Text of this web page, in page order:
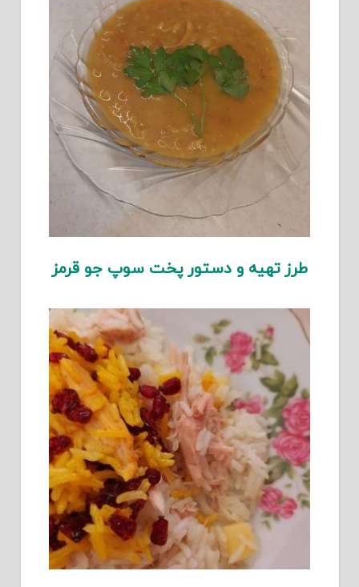
طرز تهیه و دستور پخت سوپ جو قرمز